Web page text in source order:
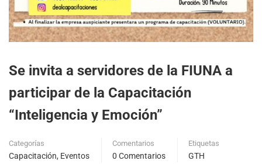
Se invita a servidores de la FIUNA a
participar de la Capacitación
“Inteligencia y Emoción”
Categorías
Capacitación, Eventos
Comentarios
0 Comentarios
Etiquetas
GTH